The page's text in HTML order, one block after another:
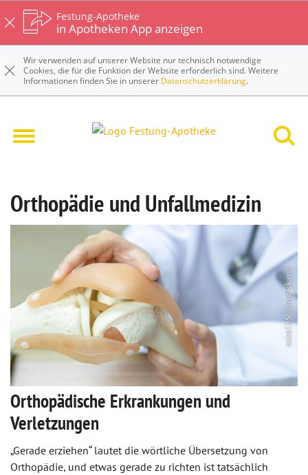
Festung-Apotheke
in Apotheken App anzeigen
Wir verwenden auf unserer Website nur technisch notwendige
Cookies, die für die Funktion der Website erforderlich sind. Weitere
Informationen finden Sie in unserer Datenschutzerklärung.
Festung-Apotheke
Orthopädie und Unfallmedizin
Orthopädie und Unfallmedizin
Orthopädische Erkrankungen und
Verletzungen
„Gerade erziehen“ lautet die wörtliche Übersetzung von
Orthopädie, und etwas gerade zu richten ist tatsächlich